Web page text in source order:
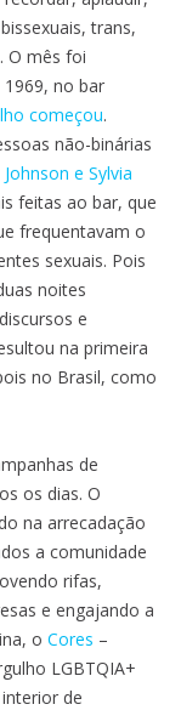
trans,
O mês foi
no bar
começou.
não-binárias
e Sylvia
feitas ao bar, que
frequentavam o
sexuais. Pois
noites
e
na primeira
no Brasil, como
de
os dias. O
na arrecadação
a comunidade
rifas,
e engajando a
o Cores –
LGBTQIA+
de